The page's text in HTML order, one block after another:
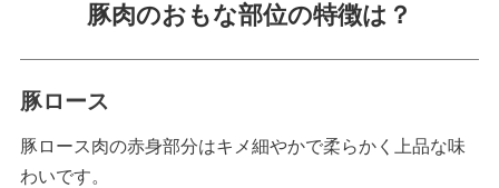
豚肉のおもな部位の特徴は？
豚ロース
豚ロース肉の赤身部分はキメ細やかで柔らかく上品な味
わいです。